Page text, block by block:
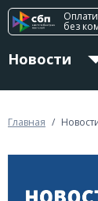
без
Для дома
Для бизнеса
Новости
Главная /